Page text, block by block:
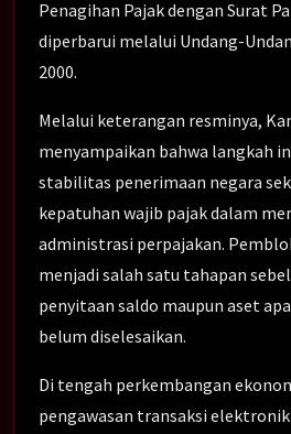
Penagihan Pajak dengan Surat
diperbarui melalui Undang-
2000.
Melalui keterangan resminya,
menyampaikan bahwa langkah
stabilitas penerimaan negara
kepatuhan wajib pajak dalam
administrasi perpajakan.
menjadi salah satu tahapan
penyitaan saldo maupun aset
belum diselesaikan.
Di tengah perkembangan
pengawasan transaksi